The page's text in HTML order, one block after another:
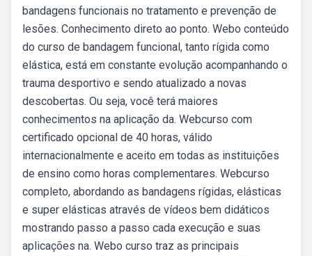
bandagens funcionais no tratamento e prevenção de
lesões. Conhecimento direto ao ponto. Webo conteúdo
do curso de bandagem funcional, tanto rígida como
elástica, está em constante evolução acompanhando o
trauma desportivo e sendo atualizado a novas
descobertas. Ou seja, você terá maiores
conhecimentos na aplicação da. Webcurso com
certificado opcional de 40 horas, válido
internacionalmente e aceito em todas as instituições
de ensino como horas complementares. Webcurso
completo, abordando as bandagens rígidas, elásticas
e super elásticas através de vídeos bem didáticos
mostrando passo a passo cada execução e suas
aplicações na. Webo curso traz as principais